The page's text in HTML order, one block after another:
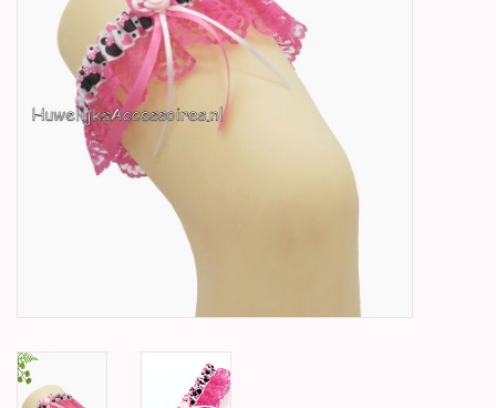
Geboorte, Doop en
Communie
SALE